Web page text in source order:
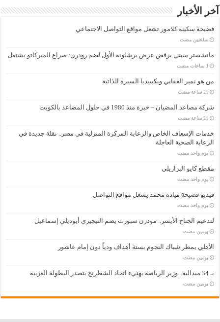
آخر الأخبار
فضيحة سكينة كلامور تشعل مواقع التواصل الاجتماعي
‏ساعتين مضت
مانشستر سيتي يرفض عرض برشلونة الأول لضم رودري: صراع الميركاتو يشتعل
‏3 ساعات مضت
من هو نمير العقابي ويكيبيديا السيرة الذاتية
شركة مصاعد المضيان – خبرة منذ 1980 في حلول المصاعد بالكويت
خدمات الإسعاف الخاص والرعاية المركزة المنزلية في مصر.. نقلة جديدة في
الرعاية الصحية العاجلة
‏يوم واحد مضت
مقطع كايو البرازيلي
‏يوم واحد مضت
فيديو فضيحة مياده محمد يشعل مواقع التواصل
‏يوم واحد مضت
لتدعيم الجناح الأيسر.. مودرن سبورت يضم النيجيري أيوديلي إسماعيل
‏يومين مضت
الأهلي يمطر شباك النجوم بستة أهداف ودياً دون إمام عاشور
‏يومين مضت
بـ 34 ميدالية.. وزير الرياضة يهنيء اتحاد الشطرنج بتصدر البطولة العربية
‏يومين مضت